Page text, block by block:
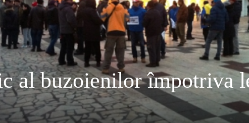
Buzau
al buzoienilor împotriva